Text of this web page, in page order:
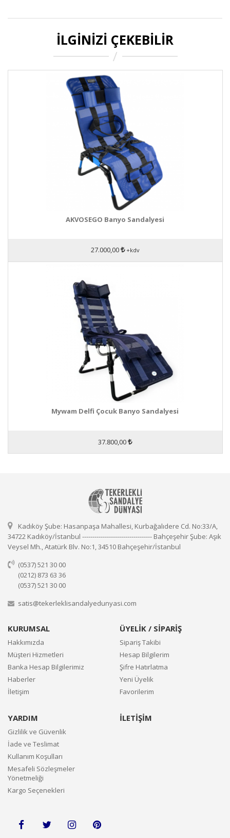
İLGINIZI ÇEKEBILIR
AKVOSEGO Banyo Sandalyesi
27.000,00 +kdv
Mywam Delfi Çocuk Banyo Sandalyesi
37.800,00
Kadıköy Şube: Hasanpaşa Mahallesi, Kurbağalıdere Cd. No:33/A,
34722 Kadıköy/İstanbul ---------------------------------- Bahçeşehir Şube: Aşık
Veysel Mh., Atatürk Blv. No:1, 34510 Bahçeşehir/İstanbul
(0537) 521 30 00
(0212) 873 63 36
(0537) 521 30 00
satis@tekerleklisandalyedunyasi.com
KURUMSAL
Hakkımızda
Müşteri Hizmetleri
Banka Hesap Bilgilerimiz
Haberler
İletişim
ÜYELİK / SİPARİŞ
Sipariş Takibi
Hesap Bilgilerim
Şifre Hatırlatma
Yeni Üyelik
Favorilerim
YARDIM
Gizlilik ve Güvenlik
İade ve Teslimat
Kullanım Koşulları
Mesafeli Sözleşmeler
Yönetmeliği
Kargo Seçenekleri
İLETİŞİM